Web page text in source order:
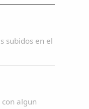
subidos en el
algun